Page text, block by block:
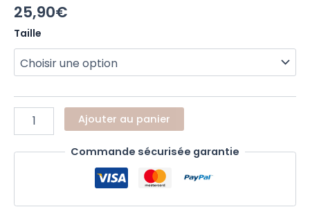
25,90€
Taille
Ajouter au panier
Commande sécurisée garantie